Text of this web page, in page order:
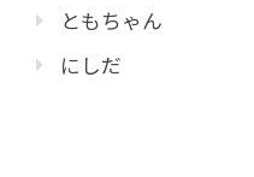
ともちゃん
にしだ